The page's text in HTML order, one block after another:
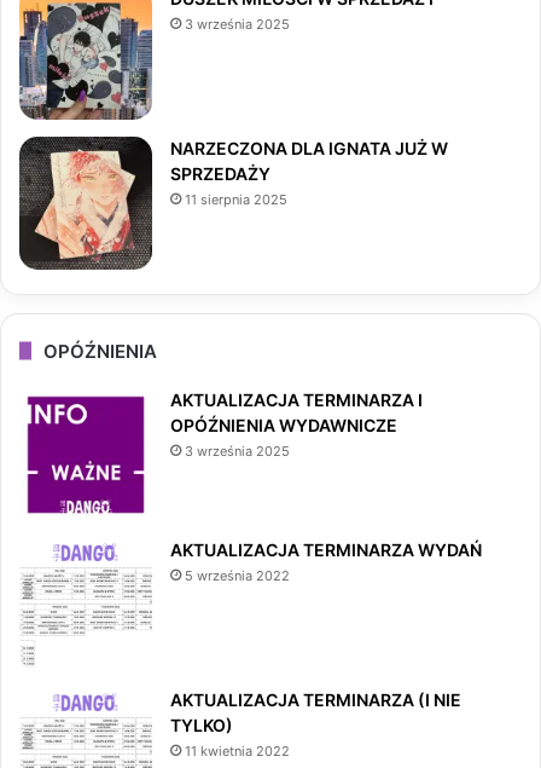
k
3 września 2025
NARZECZONA DLA IGNATA JUŻ W
SPRZEDAŻY
11 sierpnia 2025
OPÓŹNIENIA
AKTUALIZACJA TERMINARZA I
OPÓŹNIENIA WYDAWNICZE
3 września 2025
AKTUALIZACJA TERMINARZA WYDAŃ
5 września 2022
AKTUALIZACJA TERMINARZA (I NIE
TYLKO)
11 kwietnia 2022